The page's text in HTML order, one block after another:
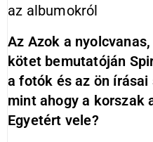
az albumokról
Az Azok a
kötet bemutatóján
a fotók és az ön
mint ahogy a korszak
Egyetért vele?